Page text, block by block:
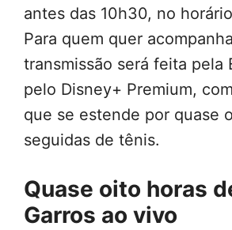
antes das 10h30, no
Para quem quer
transmissão será feita pela
pelo Disney+ Premium,
que se estende por quase
seguidas de tênis.
Quase oito horas
Garros ao vivo